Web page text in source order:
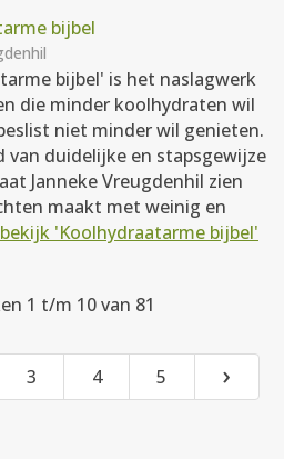
bijbel
bijbel' is het naslagwerk
die minder koolhydraten wil
niet minder wil genieten.
van duidelijke en stapsgewijze
Janneke Vreugdenhil zien
maakt met weinig en
bekijk 'Koolhydraatarme bijbel'
1 t/m 10 van 81
3 4 5 ›